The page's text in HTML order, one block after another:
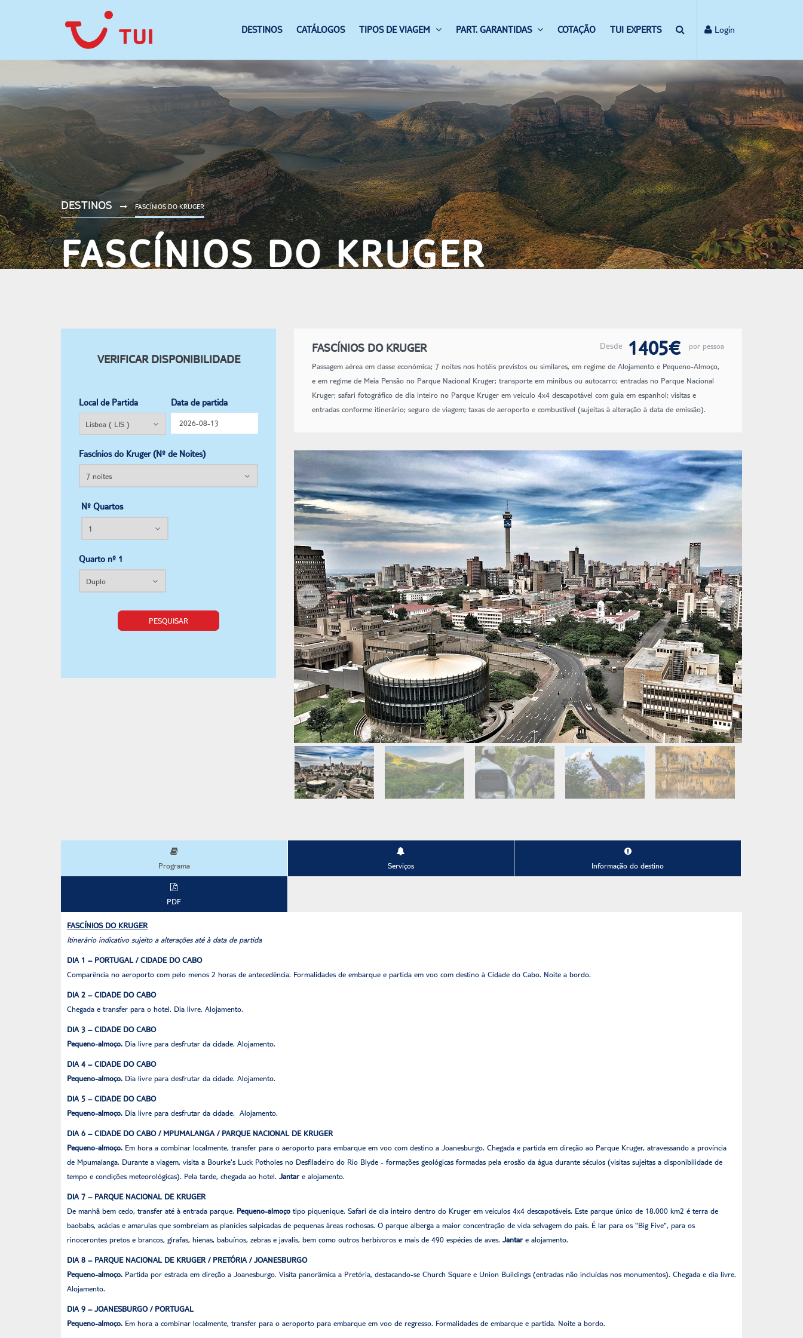
DESTINOS CATÁLOGOS TIPOS DE VIAGEM PART. GARANTIDAS COTAÇÃO TUI EXPERTS Login
DESTINOS FASCÍNIOS DO KRUGER
FASCÍNIOS DO KRUGER
FASCÍNIOS DO KRUGER Desde 1405€ por pessoa
Passagem aérea em classe económica; 7 noites nos hotéis previstos ou similares, em regime de Alojamento e Pequeno-Almoço,
e em regime de Meia Pensão no Parque Nacional Kruger; transporte em minibus ou autocarro; entradas no Parque Nacional
Kruger; safari fotográfico de dia inteiro no Parque Kruger em veículo 4x4 descapotável com guia em espanhol; visitas e
entradas conforme itinerário; seguro de viagem; taxas de aeroporto e combustível (sujeitas à alteração à data de emissão).
VERIFICAR DISPONIBILIDADE
Local de Partida Data de partida
Fascínios do Kruger (Nº de Noites)
Nº Quartos
Quarto nº 1
PESQUISAR
Programa Serviços Informação do destino
PDF
FASCÍNIOS DO KRUGER
Itinerário indicativo sujeito a alterações até à data de partida
DIA 1 – PORTUGAL / CIDADE DO CABO
Comparência no aeroporto com pelo menos 2 horas de antecedência. Formalidades de embarque e partida em voo com destino à Cidade do Cabo. Noite a bordo.
DIA 2 – CIDADE DO CABO
Chegada e transfer para o hotel. Dia livre. Alojamento.
DIA 3 – CIDADE DO CABO
Pequeno-almoço. Dia livre para desfrutar da cidade. Alojamento.
DIA 4 – CIDADE DO CABO
Pequeno-almoço. Dia livre para desfrutar da cidade. Alojamento.
DIA 5 – CIDADE DO CABO
Pequeno-almoço. Dia livre para desfrutar da cidade. Alojamento.
DIA 6 – CIDADE DO CABO / MPUMALANGA / PARQUE NACIONAL DE KRUGER
Pequeno-almoço. Em hora a combinar localmente, transfer para o aeroporto para embarque em voo com destino a Joanesburgo. Chegada e partida em direção ao Parque Kruger, atravessando a província
de Mpumalanga. Durante a viagem, visita a Bourke's Luck Potholes no Desfiladeiro do Rio Blyde - formações geológicas formadas pela erosão da água durante séculos (visitas sujeitas a disponibilidade de
tempo e condições meteorológicas). Pela tarde, chegada ao hotel. Jantare alojamento.
DIA 7 – PARQUE NACIONAL DE KRUGER
De manhã bem cedo, transfer até à entrada parque. Pequeno-almoço tipo piquenique. Safari de dia inteiro dentro do Kruger em veículos 4x4 descapotáveis. Este parque único de 18.000 km2 é terra de
baobabs, acácias e amarulas que sombreiam as planícies salpicadas de pequenas áreas rochosas. O parque alberga a maior concentração de vida selvagem do país. É lar para os "Big Five", para os
rinocerontes pretos e brancos, girafas, hienas, babuínos, zebras e javalis, bem como outros herbívoros e mais de 490 espécies de aves. Jantare alojamento.
DIA 8 – PARQUE NACIONAL DE KRUGER / PRETÓRIA / JOANESBURGO
Pequeno-almoço. Partida por estrada em direção a Joanesburgo. Visita panorâmica a Pretória, destacando-se Church Square e Union Buildings (entradas não incluídas nos monumentos). Chegada e dia livre.
Alojamento.
DIA 9 – JOANESBURGO / PORTUGAL
Pequeno-almoço. Em hora a combinar localmente, transfer para o aeroporto para embarque em voo de regresso. Formalidades de embarque e partida. Noite a bordo.